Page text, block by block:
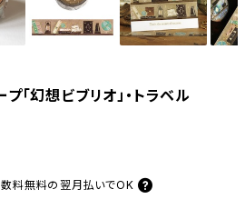
幻想ビブリオ」・トラベル
料無料の 翌月払いでOK